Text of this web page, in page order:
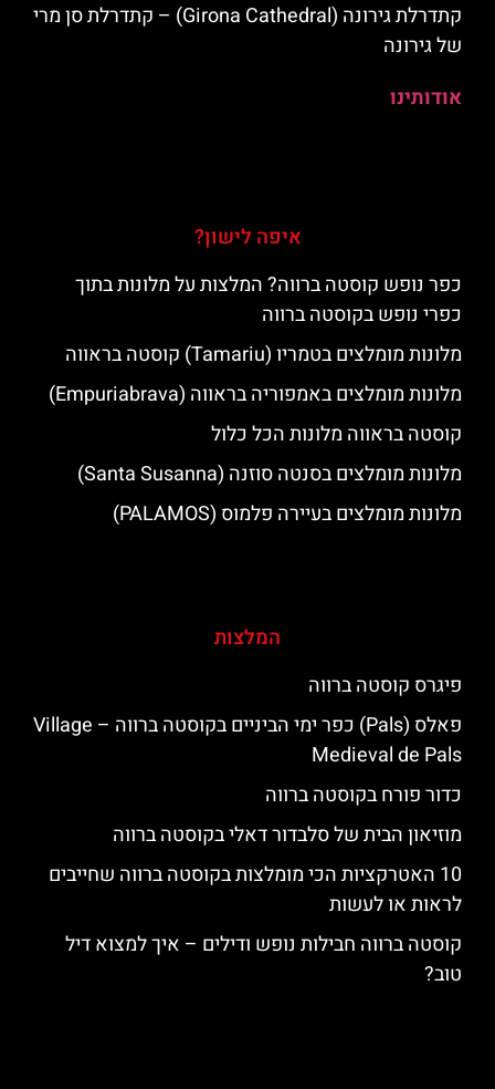
קתדרלת גירונה (Girona Cathedral) – קתדרלת סן מרי
של גירונה
אודותינו
איפה לישון?
כפר נופש קוסטה ברווה? המלצות על מלונות בתוך
כפרי נופש בקוסטה ברווה
מלונות מומלצים בטמריו (Tamariu) קוסטה בראווה
מלונות מומלצים באמפוריה בראווה (Empuriabrava)
קוסטה בראווה מלונות הכל כלול
מלונות מומלצים בסנטה סוזנה (Santa Susanna)
מלונות מומלצים בעיירה פלמוס (PALAMOS)
המלצות
פיגרס קוסטה ברווה
פאלס (Pals) כפר ימי הביניים בקוסטה ברווה – ‪‪Village
Medieval de Pals‬‬
כדור פורח בקוסטה ברווה
מוזיאון הבית של סלבדור דאלי בקוסטה ברווה
10 האטרקציות הכי מומלצות בקוסטה ברווה שחייבים
לראות או לעשות
קוסטה ברווה חבילות נופש ודילים – איך למצוא דיל
טוב?